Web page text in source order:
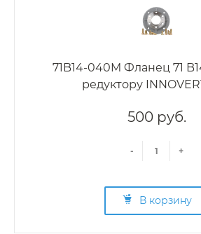
71B14-040M Фланец 71
редуктору
500 руб.
- +
В корзину